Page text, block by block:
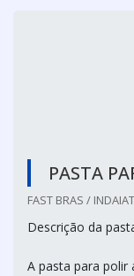
PASTA
FAST BRAS /
Descrição da
A pasta para polir